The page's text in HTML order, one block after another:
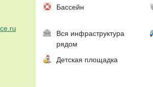
Бассейн
Вся инфраструктура
рядом
Детская площадка